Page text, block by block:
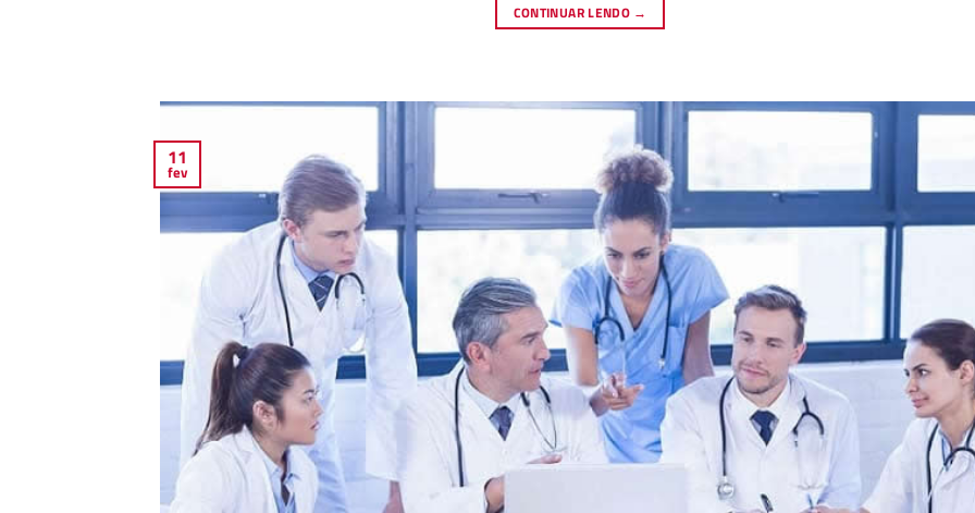
CONTINUAR LENDO →
11
fev